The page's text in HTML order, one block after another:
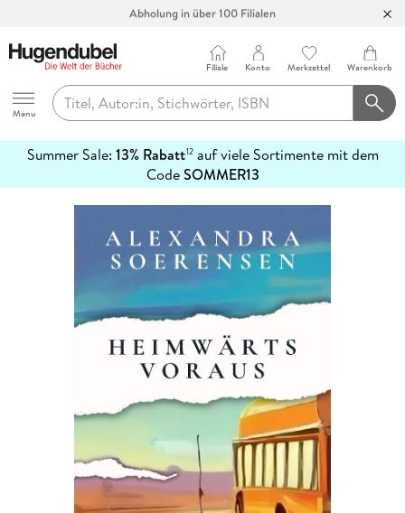
Abholung in über 100 Filialen
Hugendubel
Menu
Filiale Konto Merkzettel Warenkorb
Summer Sale: 13% Rabatt12auf viele Sortimente mit dem
CodeSOMMER13
erfahren